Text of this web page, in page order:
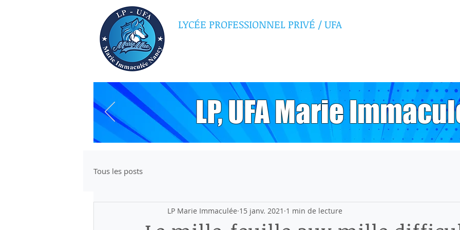
LYCÉE PROFESSIONNEL PRIVÉ / UFA
LP, UFA Marie
Tous les posts
LP Marie Immaculée 15 janv. 2021 1 min de lecture